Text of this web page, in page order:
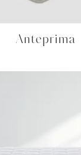
Anteprima